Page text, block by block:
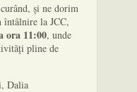
și ne dorim
întâlnire la JCC,
ora 11:00, unde
pline de
Dalia